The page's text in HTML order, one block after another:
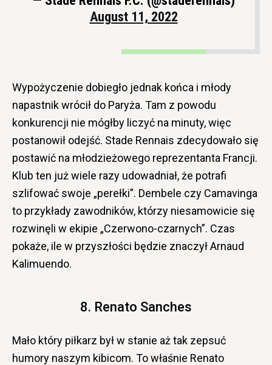
August 11, 2022
Wypożyczenie dobiegło jednak końca i młody
napastnik wrócił do Paryża. Tam z powodu
konkurencji nie mógłby liczyć na minuty, więc
postanowił odejść. Stade Rennais zdecydowało się
postawić na młodzieżowego reprezentanta Francji.
Klub ten już wiele razy udowadniał, że potrafi
szlifować swoje „perełki”. Dembele czy Camavinga
to przykłady zawodników, którzy niesamowicie się
rozwinęli w ekipie „Czerwono-czarnych”. Czas
pokaże, ile w przyszłości będzie znaczył Arnaud
Kalimuendo.
8. Renato Sanches
Mało który piłkarz był w stanie aż tak zepsuć
humory naszym kibicom. To właśnie Renato